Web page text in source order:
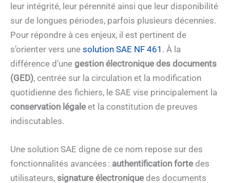
leur intégrité, leur pérennité ainsi que leur disponibilité
sur de longues périodes, parfois plusieurs décennies.
Pour répondre à ces enjeux, il est pertinent de
s’orienter vers une solution SAE NF 461 . À la
différence d’une gestion électronique des documents
(GED), centrée sur la circulation et la modification
quotidienne des fichiers, le SAE vise principalement la
conservation légale et la constitution de preuves
indiscutables.
Une solution SAE digne de ce nom repose sur des
fonctionnalités avancées : authentification forte des
utilisateurs, signature électronique des documents